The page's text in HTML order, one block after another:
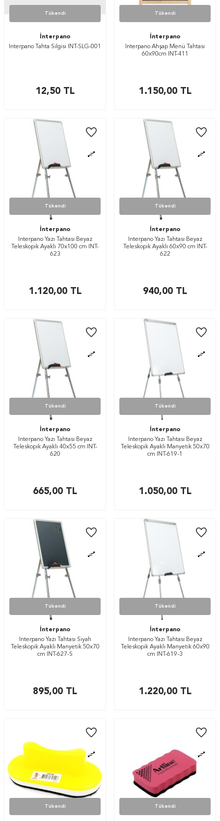
Tükendi
İnterpano
İnterpano Tahta Silgisi INT-SLG-001
12,50TL
Tükendi
İnterpano
İnterpano Ahşap Menü Tahtası
60x90cm INT-411
1.150,00TL
Tükendi
İnterpano
İnterpano Yazı Tahtası Beyaz
Teleskopik Ayaklı 70x100 cm INT-
623
1.120,00TL
Tükendi
İnterpano
İnterpano Yazı Tahtası Beyaz
Teleskopik Ayaklı 60x90 cm INT-
622
940,00 TL
Tükendi
İnterpano
İnterpano Yazı Tahtası Beyaz
Teleskopik Ayaklı 40x55 cm INT-
620
665,00 TL
Tükendi
İnterpano
İnterpano Yazı Tahtası Beyaz
Teleskopik Ayaklı Manyetik 50x70
cm INT-619-1
1.050,00TL
Tükendi
İnterpano
İnterpano Yazı Tahtası Siyah
Teleskopik Ayaklı Manyetik 50x70
cm INT-627-S
895,00 TL
Tükendi
İnterpano
İnterpano Yazı Tahtası Beyaz
Teleskopik Ayaklı Manyetik 60x90
cm INT-619-3
1.220,00TL
Tükendi Tükendi